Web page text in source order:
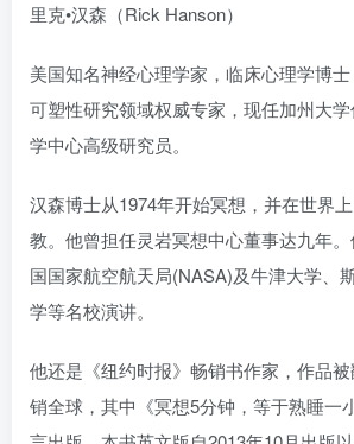
里克•汉森（Rick Hanson）
美国知名神经心理学家，临床心理学博
可塑性研究领域权威专家，现任加州大
学中心高级研究员。
汉森博士从1974年开始冥想，并在世界
教。他曾担任灵岩冥想中心董事达九年
国国家航空航天局(NASA)及牛津大学、
学等名校演讲。
他还是《纽约时报》畅销书作家，作品
销全球，其中《冥想5分钟，等于熟睡一